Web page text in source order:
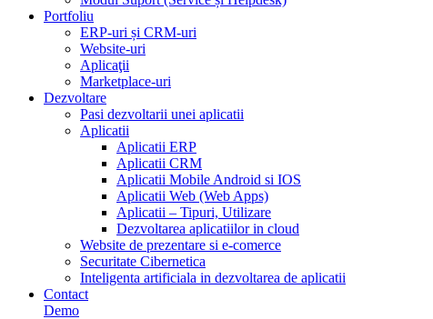
Portfoliu
ERP-uri și CRM-uri
Website-uri
Aplicaţii
Marketplace-uri
Dezvoltare
Pasi dezvoltarii unei aplicatii
Aplicatii
Aplicatii ERP
Aplicatii CRM
Aplicatii Mobile Android si IOS
Aplicatii Web (Web Apps)
Aplicatii – Tipuri, Utilizare
Dezvoltarea aplicatiilor in cloud
Website de prezentare si e-comerce
Securitate Cibernetica
Inteligenta artificiala in dezvoltarea de aplicatii
Contact
Demo